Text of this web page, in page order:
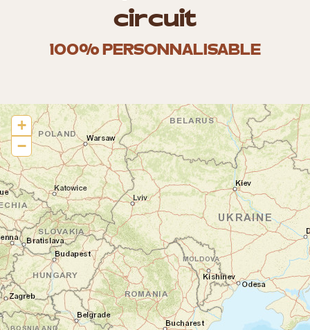
circuit
100% PERSONNALISABLE
+
−